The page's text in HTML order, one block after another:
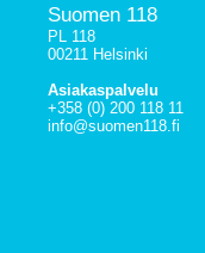
Suomen 118
PL 118
00211 Helsinki
Asiakaspalvelu
+358 (0) 200 118 11
info@suomen118.fi